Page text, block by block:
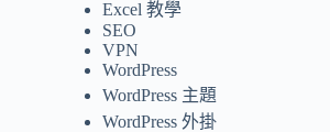
Excel 教學
SEO
VPN
WordPress
WordPress 主題
WordPress 外掛